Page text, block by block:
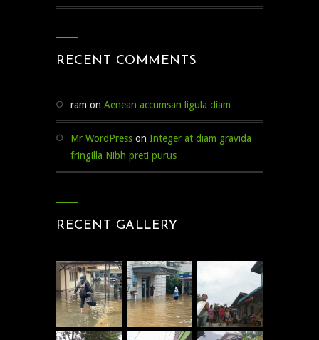
RECENT COMMENTS
ram on Aenean accumsan ligula diam
Mr WordPress on Integer at diam gravida
fringilla Nibh preti purus
RECENT GALLERY